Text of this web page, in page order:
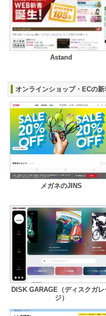
Astand
オンラインショップ・ECの
メガネのJINS
DISK GARAGE（ディスクガレ
ジ）